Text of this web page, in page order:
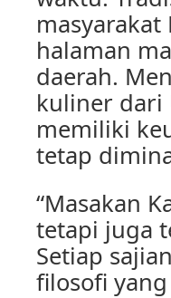
halaman
daerah.
kuliner dari
memiliki
tetap
“Masakan
tetapi juga
Setiap
filosofi